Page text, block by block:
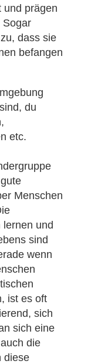
und prägen
Sogar
dass sie
befangen
du
etc.
Menschen
lernen und
sind
wenn
ist es oft
sich
sich eine
die
diese